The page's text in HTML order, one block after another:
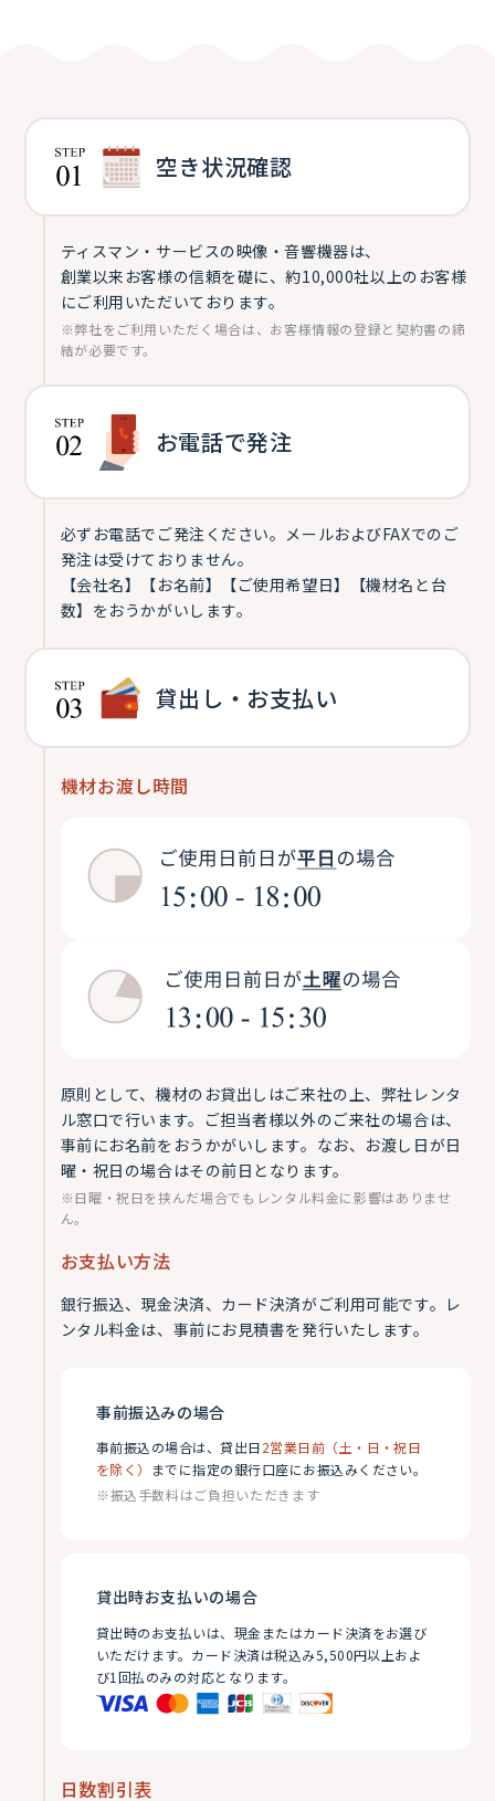
空き状況確認
ティスマン・サービスの映像・音響機器は、
創業以来お客様の信頼を礎に、約10,000社以上のお客様
にご利用いただいております。
※弊社をご利用いただく場合は、お客様情報の登録と契約書の締
結が必要です。
お電話で発注
必ずお電話でご発注ください。メールおよびFAXでのご
発注は受けておりません。
【会社名】【お名前】【ご使用希望日】【機材名と台
数】をおうかがいします。
貸出し・お支払い
機材お渡し時間
原則として、機材のお貸出しはご来社の上、弊社レンタ
ル窓口で行います。ご担当者様以外のご来社の場合は、
事前にお名前をおうかがいします。なお、お渡し日が日
曜・祝日の場合はその前日となります。
※日曜・祝日を挟んだ場合でもレンタル料金に影響はありませ
ん。
お支払い方法
銀行振込、現金決済、カード決済がご利用可能です。レ
ンタル料金は、事前にお見積書を発行いたします。
事前振込みの場合
事前振込の場合は、貸出日2営業日前（土・日・祝日
を除く）
までに指定の銀行口座にお振込みください。
※振込手数料はご負担いただきます
貸出時お支払いの場合
貸出時のお支払いは、現金またはカード決済をお選び
いただけます。カード決済は税込み5,500円以上およ
び1回払のみの対応となります。
日数割引表